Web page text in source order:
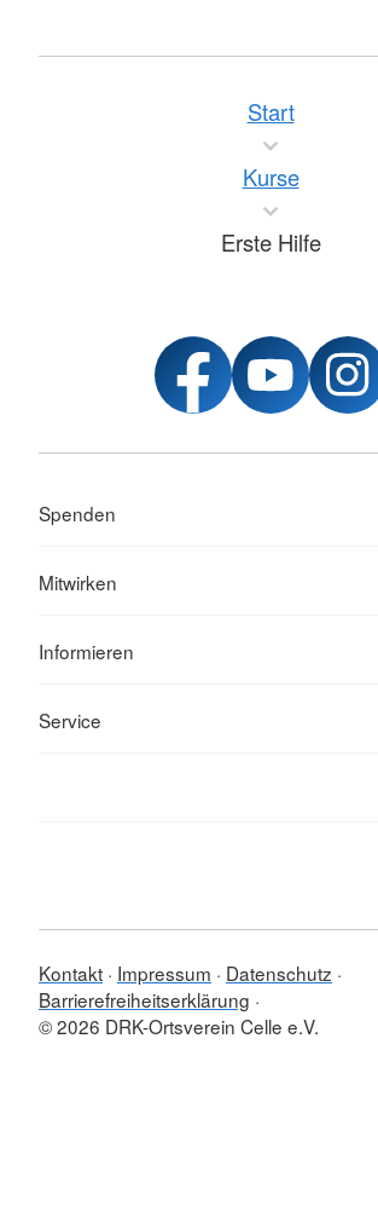
Start
Kurse
Erste Hilfe
Spenden
Mitwirken
Informieren
Service
Kontakt Impressum
Datenschutz
Barrierefreiheitserklärung
© 2026 DRK-Ortsverein Celle e.V.